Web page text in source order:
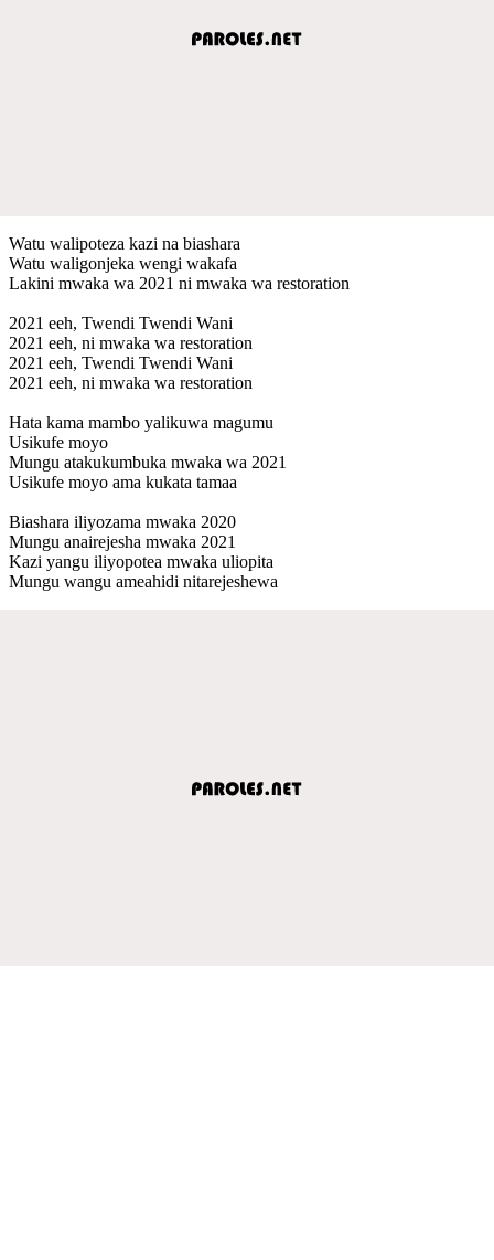
Watu walipoteza kazi na biashara
Watu waligonjeka wengi wakafa
Lakini mwaka wa 2021 ni mwaka wa restoration
2021 eeh, Twendi Twendi Wani
2021 eeh, ni mwaka wa restoration
2021 eeh, Twendi Twendi Wani
2021 eeh, ni mwaka wa restoration
Hata kama mambo yalikuwa magumu
Usikufe moyo
Mungu atakukumbuka mwaka wa 2021
Usikufe moyo ama kukata tamaa
Biashara iliyozama mwaka 2020
Mungu anairejesha mwaka 2021
Kazi yangu iliyopotea mwaka uliopita
Mungu wangu ameahidi nitarejeshewa